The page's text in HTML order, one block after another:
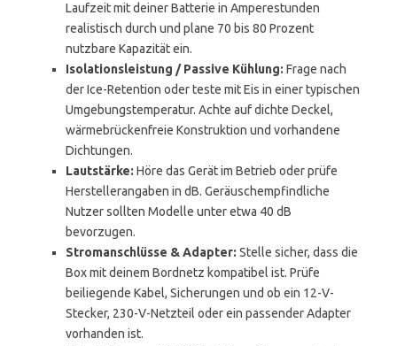
Laufzeit mit deiner Batterie in Amperestunden
realistisch durch und plane 70 bis 80 Prozent
nutzbare Kapazität ein.
Isolationsleistung / Passive Kühlung: Frage nach
der Ice-Retention oder teste mit Eis in einer typischen
Umgebungstemperatur. Achte auf dichte Deckel,
wärmebrückenfreie Konstruktion und vorhandene
Dichtungen.
Lautstärke: Höre das Gerät im Betrieb oder prüfe
Herstellerangaben in dB. Geräuschempfindliche
Nutzer sollten Modelle unter etwa 40 dB
bevorzugen.
Stromanschlüsse & Adapter: Stelle sicher, dass die
Box mit deinem Bordnetz kompatibel ist. Prüfe
beiliegende Kabel, Sicherungen und ob ein 12-V-
Stecker, 230-V-Netzteil oder ein passender Adapter
vorhanden ist.